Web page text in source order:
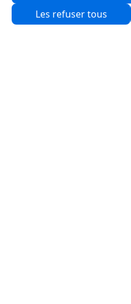
Les refuser tous
Qui sommes-nous ?